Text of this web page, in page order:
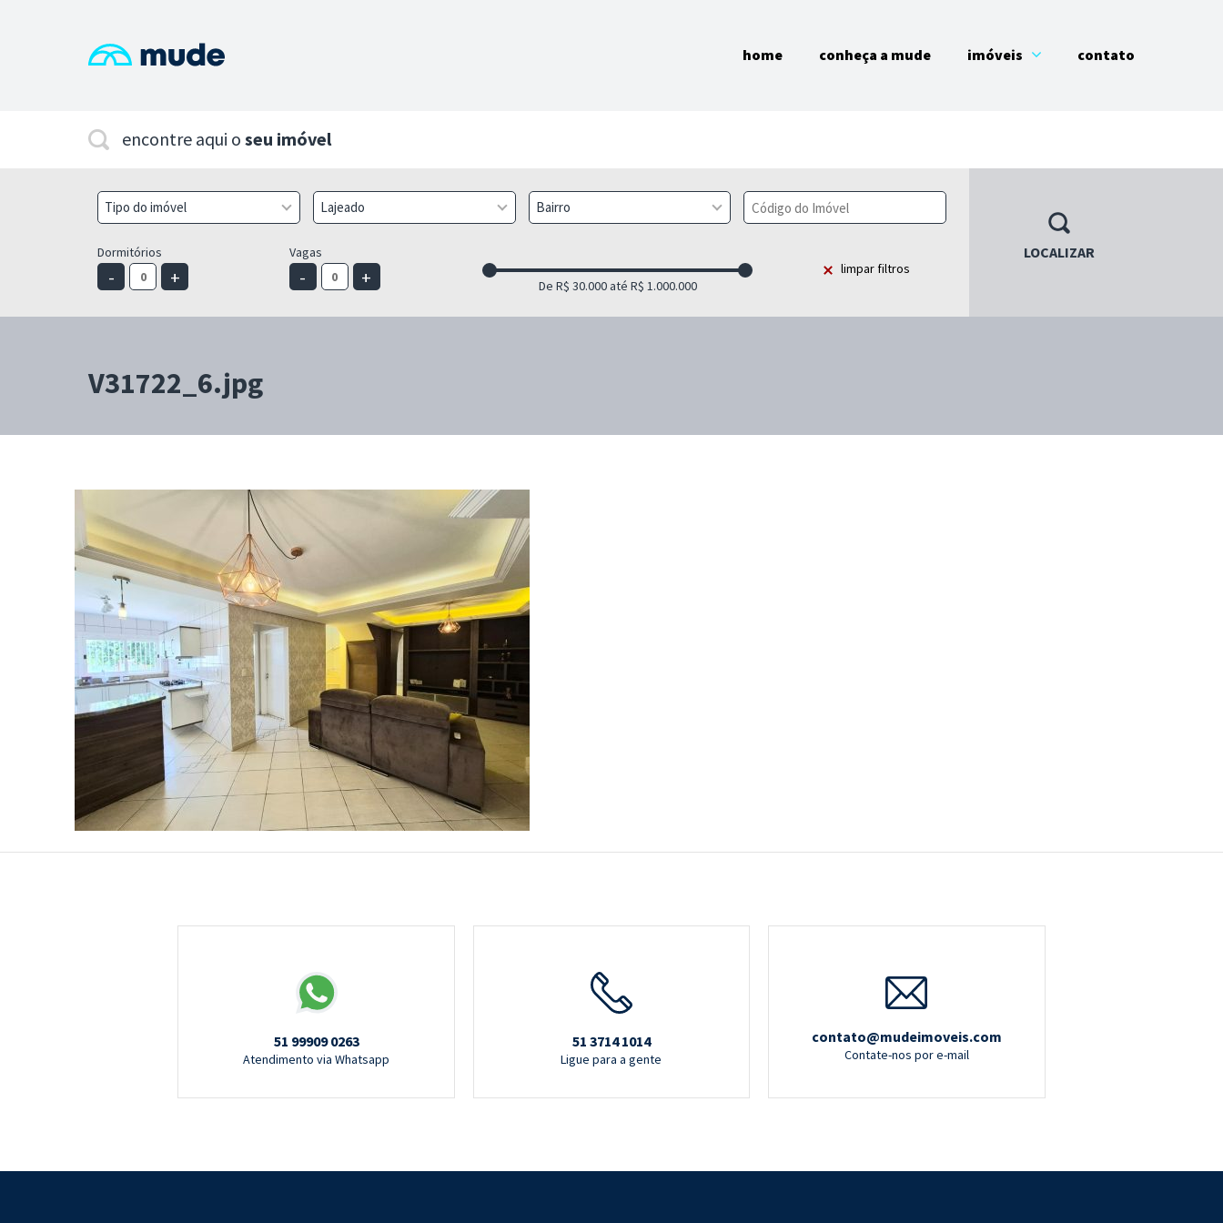
home conheça a mude imóveis contato
encontre aqui o seu imóvel
Tipo do imóvel Lajeado Bairro
Dormitórios
- +
Vagas
- + limpar filtros
LOCALIZAR
V31722_6.jpg
51 99909 0263
Atendimento via Whatsapp
51 3714 1014
Ligue para a gente
contato@mudeimoveis.com
Contate-nos por e-mail